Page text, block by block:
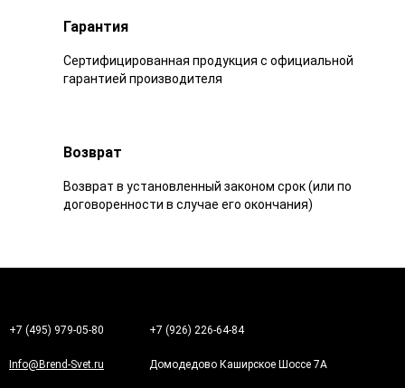
Гарантия
Сертифицированная продукция с официальной
гарантией производителя
Возврат
Возврат в установленный законом срок (или по
договоренности в случае его окончания)
+7 (495) 979-05-80 +7 (926) 226-64-84
Info@Brend-Svet.ru Домодедово Каширское Шоссе 7А